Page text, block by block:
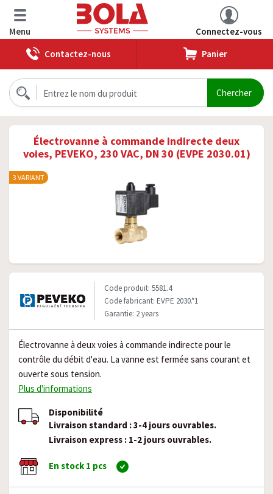
Menu
Connectez-vous
Contactez-nous
Panier
Électrovanne à commande indirecte deux
voies, PEVEKO, 230 VAC, DN 30 (EVPE 2030.01)
3 VARIANT
Code produit: 5581.4
Code fabricant: EVPE 2030.*1
Garantie: 2 years
Électrovanne à deux voies à commande indirecte pour le
contrôle du débit d'eau. La vanne est fermée sans courant et
ouverte sous tension.
Plus d'informations
Disponibilité
Livraison standard : 3-4 jours ouvrables.
Livraison express : 1-2 jours ouvrables.
En stock 1 pcs